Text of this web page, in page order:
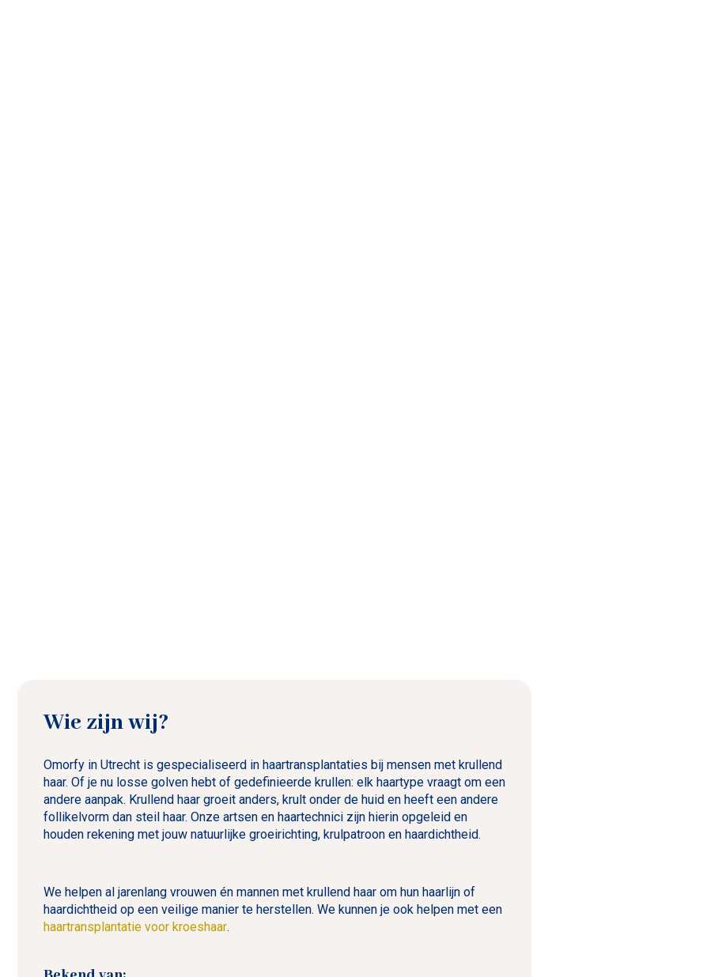
Wie zijn wij?
Omorfy in Utrecht is gespecialiseerd in haartransplantaties bij mensen met krullend
haar. Of je nu losse golven hebt of gedefinieerde krullen: elk haartype vraagt om een
andere aanpak. Krullend haar groeit anders, krult onder de huid en heeft een andere
follikelvorm dan steil haar. Onze artsen en haartechnici zijn hierin opgeleid en
houden rekening met jouw natuurlijke groeirichting, krulpatroon en haardichtheid.
We helpen al jarenlang vrouwen én mannen met krullend haar om hun haarlijn of
haardichtheid op een veilige manier te herstellen. We kunnen je ook helpen met een
haartransplantatie voor kroeshaar.